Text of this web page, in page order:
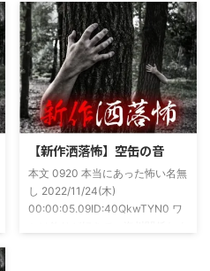
好きで、最近占いとかを副業で始
めてた。今はちょっとメンタルの
状況やらで退いたけど実力試しも
かねてSNSでフォロワー相手に占
いとかしていたもんです。実力
は・・・ありがたいことに当たっ
た！ドンピシャ！と嬉しい声もあ
合ったのが大学生のAちゃん。彼
女もオカルト系な話が好きで(そ
もそも仲良くなったのは北の大地
が舞台の金塊を巡る漫画)ちょく
【新作洒落怖】空缶の音
本文 0920 本当にあった怖い名無
し 2022/11/24(木)
00:00:05.09ID:40QkwTYN0 ワ